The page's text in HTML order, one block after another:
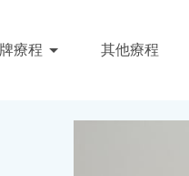
療程 其他療程